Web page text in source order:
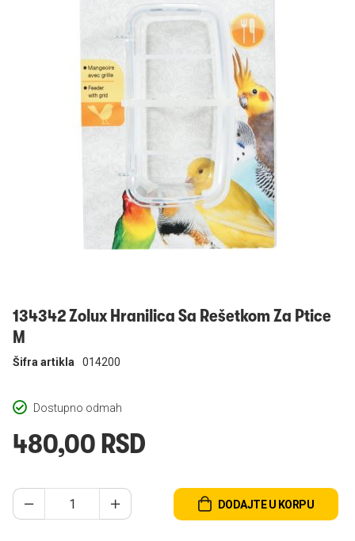
134342 Zolux Hranilica Sa Rešetkom Za Ptice
M
Dostupno odmah
Šifra artikla 014200
480,00 RSD
DODAJTE U KORPU